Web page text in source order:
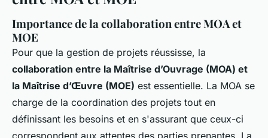
Importance de la collaboration entre MOA et
MOE
Pour que la gestion de projets réussisse, la
collaboration entre la Maîtrise d’Ouvrage (MOA) et
la Maîtrise d’Œuvre (MOE) est essentielle. La MOA se
charge de la coordination des projets tout en
définissant les besoins et en s'assurant que ceux-ci
correspondent aux attentes des parties prenantes. La